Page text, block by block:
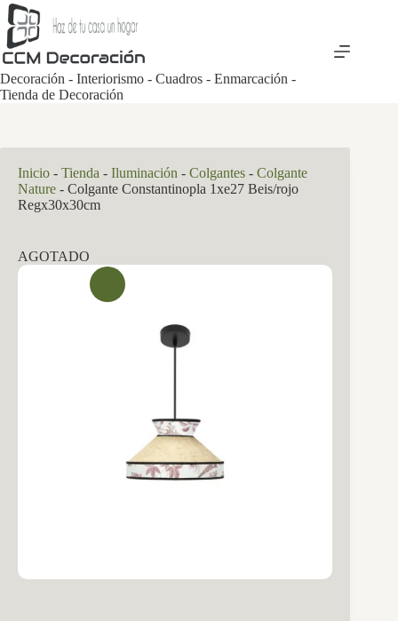
Saltar
al
contenido
Decoración - Interiorismo - Cuadros - Enmarcación -
Tienda de Decoración
Inicio - Tienda - Iluminación - Colgantes - Colgante
Nature - Colgante Constantinopla 1xe27 Beis/rojo
Regx30x30cm
AGOTADO